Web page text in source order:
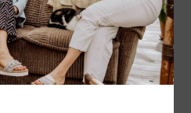
fdad
Pearl White Narrow